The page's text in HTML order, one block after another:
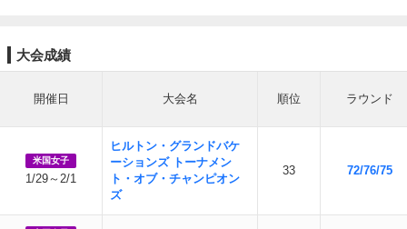
大会成績
開催日 大会名 順位 ラウンド
米国女子
1/29～2/1
ヒルトン・グランドバケ
ーションズ トーナメン
ト・オブ・チャンピオン
ズ
33 72/76/75